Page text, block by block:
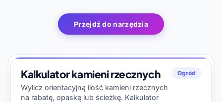
Przejdź do narzędzia
Kalkulator kamieni rzecznych
Wylicz orientacyjną ilość kamieni rzecznych
na rabatę, opaskę lub ścieżkę. Kalkulator
Ogród